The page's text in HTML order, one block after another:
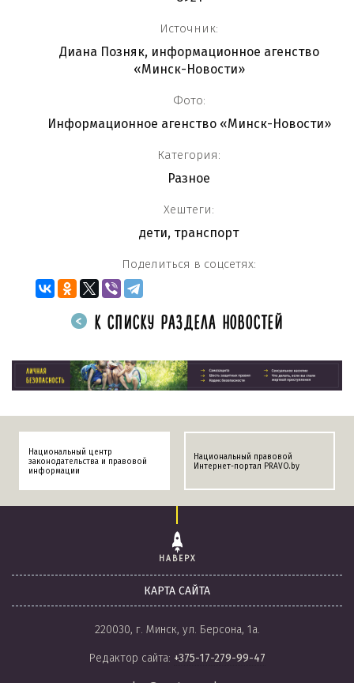
Источник:
Диана Позняк, информационное агенство
«Минск-Новости»
Фото:
Информационное агенство «Минск-Новости»
Категория:
Разное
Хештеги:
дети, транспорт
Поделиться в соцсетях:
К СПИСКУ РАЗДЕЛА НОВОСТЕЙ
Национальный центр
законодательства и правовой
информации
Национальный правовой
Интернет-портал PRAVO.by
НАВЕРХ
КАРТА САЙТА
220030, г. Минск, ул. Берсона, 1а.
Редактор сайта: +375-17-279-99-47